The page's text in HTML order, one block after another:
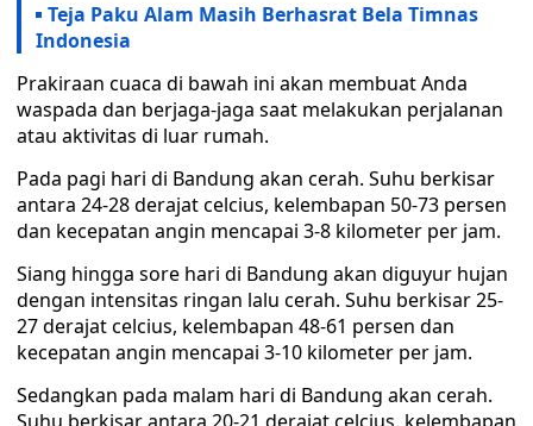
Teja Paku Alam Masih Berhasrat Bela Timnas
Indonesia
Prakiraan cuaca di bawah ini akan membuat Anda
waspada dan berjaga-jaga saat melakukan perjalanan
atau aktivitas di luar rumah.
Pada pagi hari di Bandung akan cerah. Suhu berkisar
antara 24-28 derajat celcius, kelembapan 50-73 persen
dan kecepatan angin mencapai 3-8 kilometer per jam.
Siang hingga sore hari di Bandung akan diguyur hujan
dengan intensitas ringan lalu cerah. Suhu berkisar 25-
27 derajat celcius, kelembapan 48-61 persen dan
kecepatan angin mencapai 3-10 kilometer per jam.
Sedangkan pada malam hari di Bandung akan cerah.